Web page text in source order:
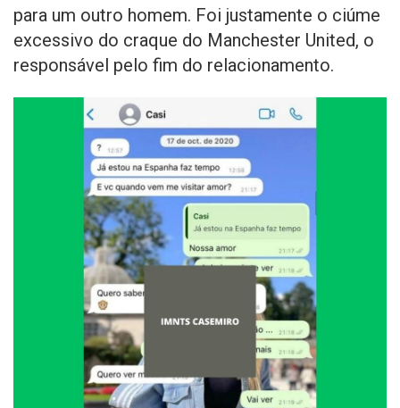
para um outro homem. Foi justamente o ciúme
excessivo do craque do Manchester United, o
responsável pelo fim do relacionamento.